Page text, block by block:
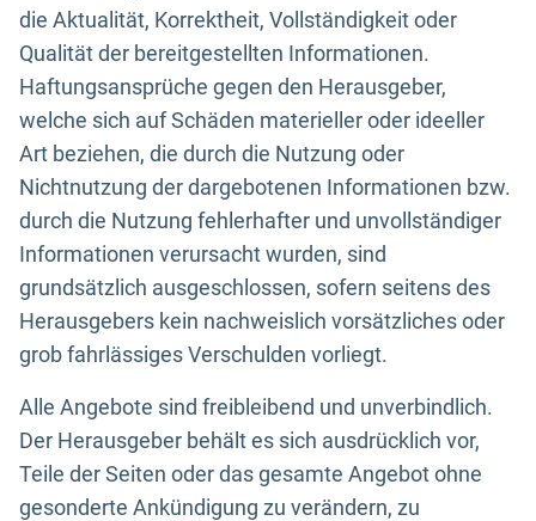
die Aktualität, Korrektheit, Vollständigkeit oder
Qualität der bereitgestellten Informationen.
Haftungsansprüche gegen den Herausgeber,
welche sich auf Schäden materieller oder ideeller
Art beziehen, die durch die Nutzung oder
Nichtnutzung der dargebotenen Informationen bzw.
durch die Nutzung fehlerhafter und unvollständiger
Informationen verursacht wurden, sind
grundsätzlich ausgeschlossen, sofern seitens des
Herausgebers kein nachweislich vorsätzliches oder
grob fahrlässiges Verschulden vorliegt.
Alle Angebote sind freibleibend und unverbindlich.
Der Herausgeber behält es sich ausdrücklich vor,
Teile der Seiten oder das gesamte Angebot ohne
gesonderte Ankündigung zu verändern, zu